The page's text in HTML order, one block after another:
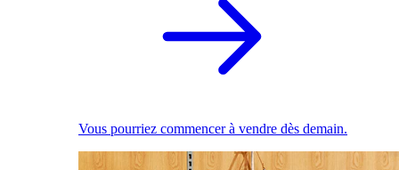
Vous pourriez commencer à vendre dès demain.